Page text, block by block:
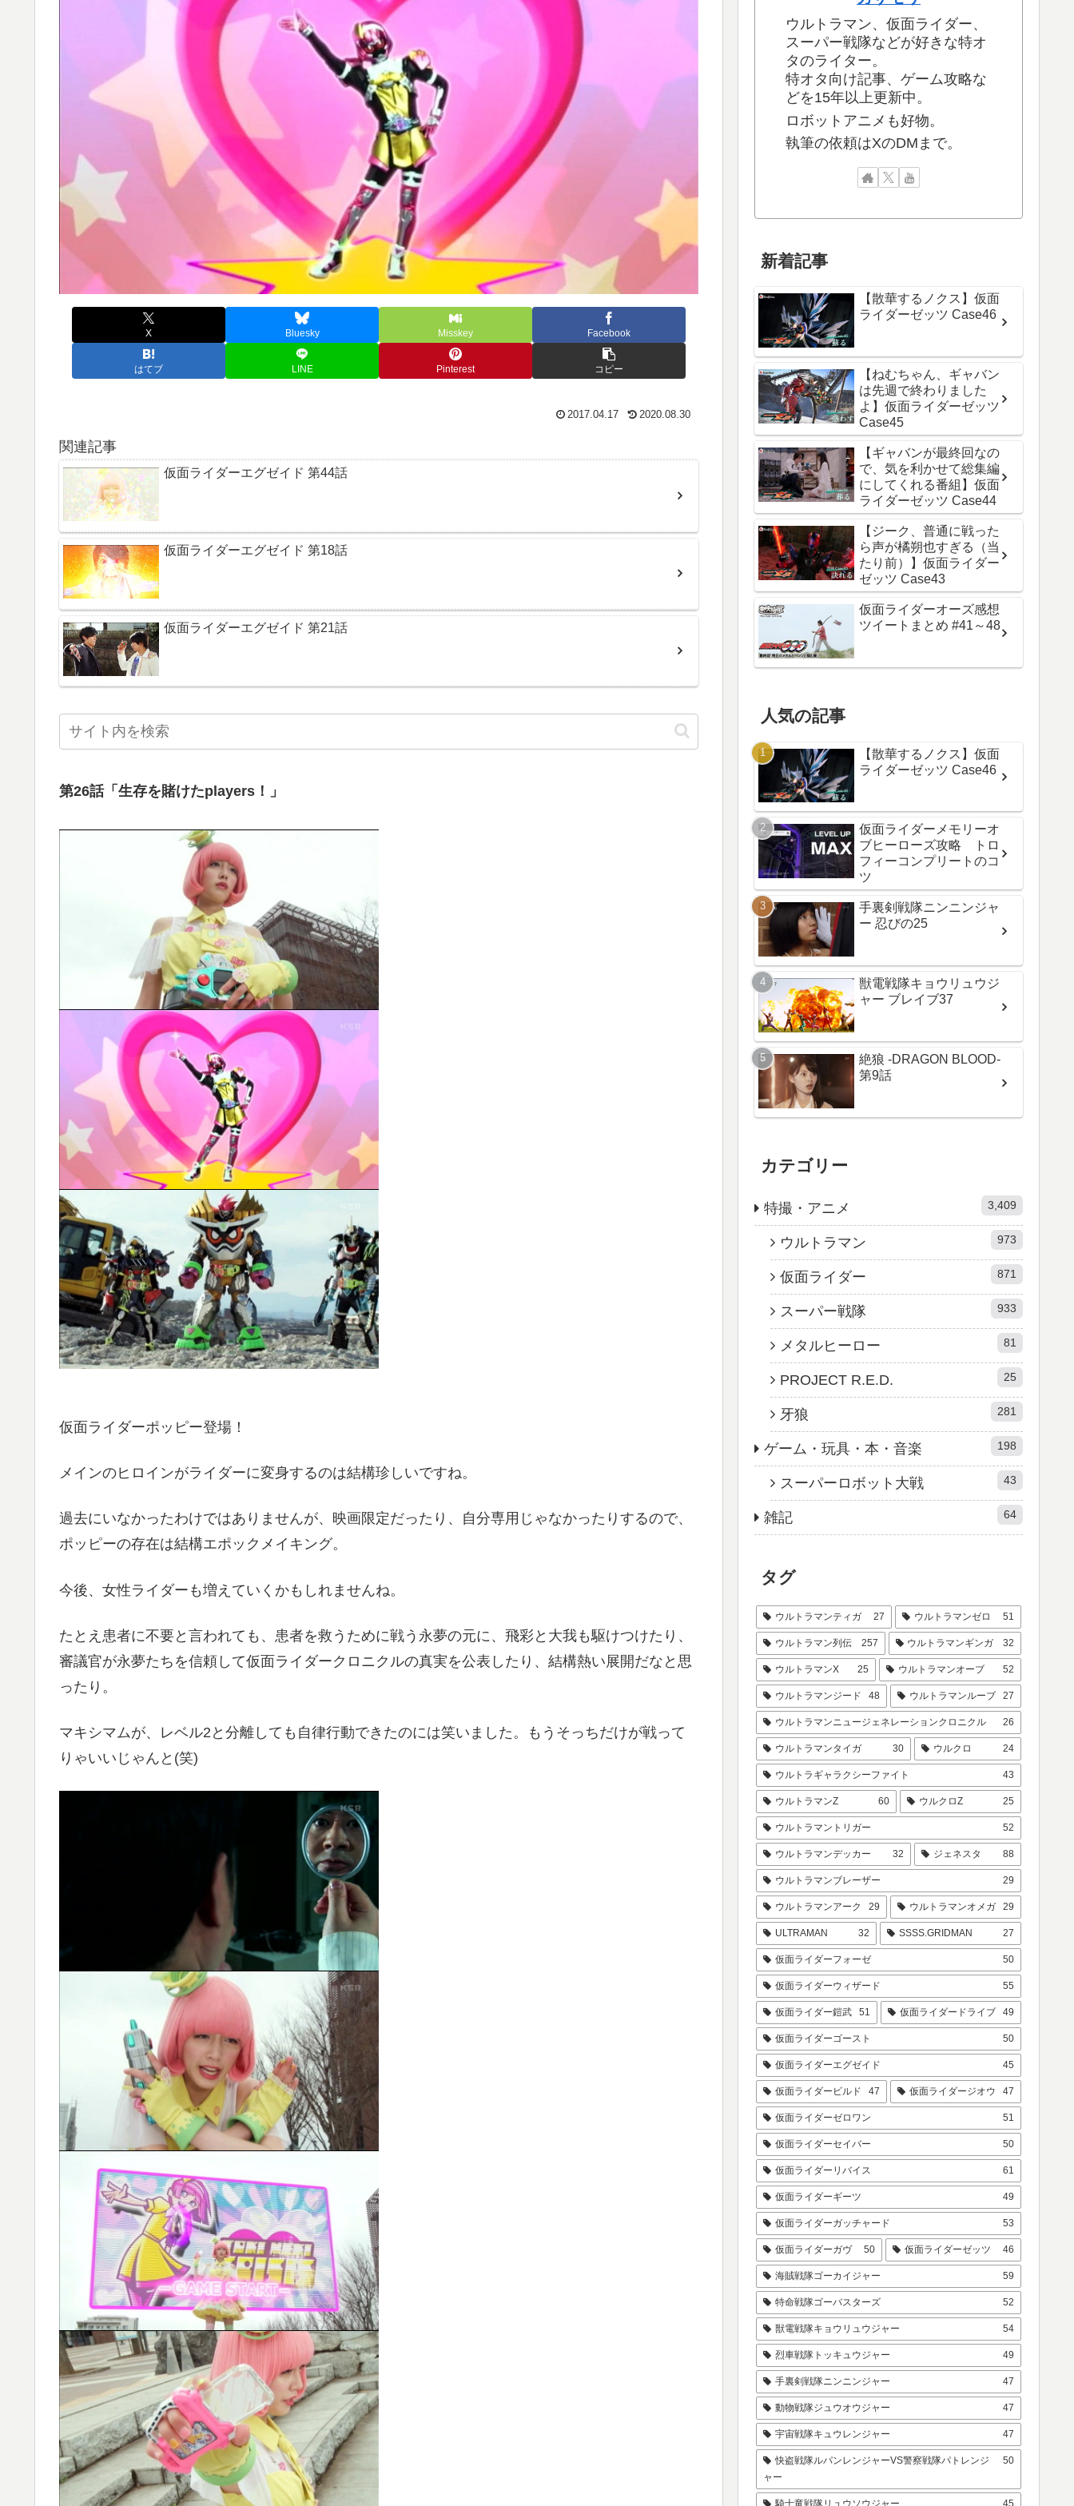
X Bluesky Misskey Facebook
はてブ LINE Pinterest コピー
2017.04.17 2020.08.30
関連記事
仮面ライダーエグゼイド 第44話
仮面ライダーエグゼイド 第18話
仮面ライダーエグゼイド 第21話
第26話「生存を賭けたplayers！」
仮面ライダーポッピー登場！
メインのヒロインがライダーに変身するのは結構珍しいですね。
過去にいなかったわけではありませんが、映画限定だったり、自分専用じゃなかったりするので、
ポッピーの存在は結構エポックメイキング。
今後、女性ライダーも増えていくかもしれませんね。
たとえ患者に不要と言われても、患者を救うために戦う永夢の元に、飛彩と大我も駆けつけたり、
審議官が永夢たちを信頼して仮面ライダークロニクルの真実を公表したり、結構熱い展開だなと思
ったり。
マキシマムが、レベル2と分離しても自律行動できたのには笑いました。もうそっちだけが戦って
りゃいいじゃんと(笑)
ウルトラマン、仮面ライダー、
スーパー戦隊などが好きな特オ
タのライター。
特オタ向け記事、ゲーム攻略な
どを15年以上更新中。
ロボットアニメも好物。
執筆の依頼はXのDMまで。
新着記事
【散華するノクス】仮面
ライダーゼッツ Case46
【ねむちゃん、ギャバン
は先週で終わりました
よ】仮面ライダーゼッツ
Case45
【ギャバンが最終回なの
で、気を利かせて総集編
にしてくれる番組】仮面
ライダーゼッツ Case44
【ジーク、普通に戦った
ら声が橘朔也すぎる（当
たり前）】仮面ライダー
ゼッツ Case43
仮面ライダーオーズ感想
ツイートまとめ #41～48
人気の記事
【散華するノクス】仮面
ライダーゼッツ Case46
仮面ライダーメモリーオ
ブヒーローズ攻略 トロ
フィーコンプリートのコ
ツ
手裏剣戦隊ニンニンジャ
ー 忍びの25
獣電戦隊キョウリュウジ
ャー ブレイブ37
絶狼 -DRAGON BLOOD-
第9話
カテゴリー
特撮・アニメ 3,409
ウルトラマン 973
仮面ライダー 871
スーパー戦隊 933
メタルヒーロー 81
PROJECT R.E.D. 25
牙狼 281
ゲーム・玩具・本・音楽 198
スーパーロボット大戦 43
雑記 64
タグ
ウルトラマンティガ 27 ウルトラマンゼロ 51
ウルトラマン列伝 257 ウルトラマンギンガ 32
ウルトラマンX 25 ウルトラマンオーブ 52
ウルトラマンジード 48 ウルトラマンルーブ 27
ウルトラマンニュージェネレーションクロニクル 26
ウルトラマンタイガ 30 ウルクロ 24
ウルトラギャラクシーファイト 43
ウルトラマンZ 60 ウルクロZ 25
ウルトラマントリガー 52
ウルトラマンデッカー 32 ジェネスタ 88
ウルトラマンブレーザー 29
ウルトラマンアーク 29 ウルトラマンオメガ 29
ULTRAMAN 32 SSSS.GRIDMAN 27
仮面ライダーフォーゼ 50
仮面ライダーウィザード 55
仮面ライダー鎧武 51 仮面ライダードライブ 49
仮面ライダーゴースト 50
仮面ライダーエグゼイド 45
仮面ライダービルド 47 仮面ライダージオウ 47
仮面ライダーゼロワン 51
仮面ライダーセイバー 50
仮面ライダーリバイス 61
仮面ライダーギーツ 49
仮面ライダーガッチャード 53
仮面ライダーガヴ 50 仮面ライダーゼッツ 46
海賊戦隊ゴーカイジャー 59
特命戦隊ゴーバスターズ 52
獣電戦隊キョウリュウジャー 54
烈車戦隊トッキュウジャー 49
手裏剣戦隊ニンニンジャー 47
動物戦隊ジュウオウジャー 47
宇宙戦隊キュウレンジャー 47
快盗戦隊ルパンレンジャーVS警察戦隊パトレンジ
ャー
50
騎士竜戦隊リュウソウジャー 45